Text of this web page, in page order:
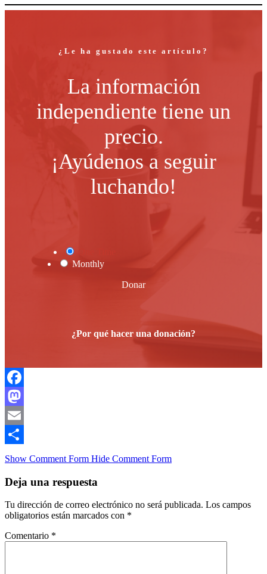
¿Le ha gustado este artículo?
La información
independiente tiene un
precio.
¡Ayúdenos a seguir
luchando!
Monthly
Donar
¿Por qué hacer una donación?
Facebook
Mastodon
Email
Compartir
Show Comment Form Hide Comment Form
Deja una respuesta
Tu dirección de correo electrónico no será publicada. Los campos
obligatorios están marcados con *
Comentario *